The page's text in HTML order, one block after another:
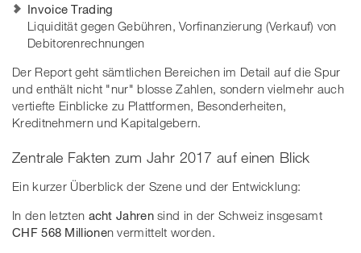
Invoice Trading
Liquidität gegen Gebühren, Vorfinanzierung (Verkauf) von
Debitorenrechnungen
Der Report geht sämtlichen Bereichen im Detail auf die Spur
und enthält nicht "nur" blosse Zahlen, sondern vielmehr auch
vertiefte Einblicke zu Plattformen, Besonderheiten,
Kreditnehmern und Kapitalgebern.
Zentrale Fakten zum Jahr 2017 auf einen Blick
Ein kurzer Überblick der Szene und der Entwicklung:
In den letzten acht Jahrensind in der Schweiz insgesamt
CHF 568 Millionen vermittelt worden.